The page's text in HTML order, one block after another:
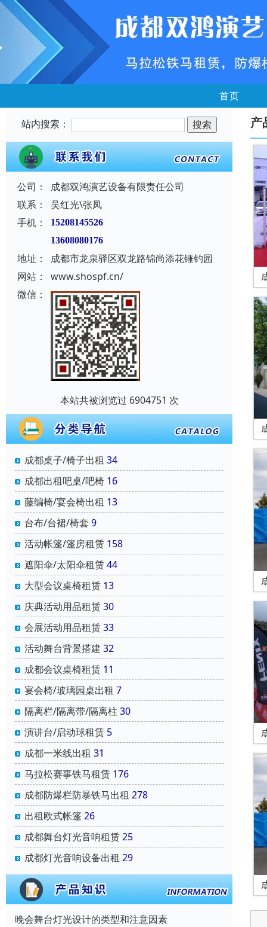
首页
站内搜索：
公司：
成都双鸿演艺设备有限责任公司
联系：
吴红光\张凤
手机：
15208145526
13608080176
地址：
成都市龙泉驿区双龙路锦尚添花锤钓园
网站：
www.shospf.cn/
微信：
本站共被浏览过 6904751 次
成都桌子/椅子出租 34
成都出租吧桌/吧椅 16
藤编椅/宴会椅出租 13
台布/台裙/椅套 9
活动帐篷/篷房租赁 158
遮阳伞/太阳伞租赁44
大型会议桌椅租赁 13
庆典活动用品租赁30
会展活动用品租赁33
活动舞台背景搭建 32
成都会议桌椅租赁 11
宴会椅/玻璃园桌出租 7
隔离栏/隔离带/隔离柱 30
演讲台/启动球租赁 5
成都一米线出租 31
马拉松赛事铁马租赁 176
成都防爆栏防暴铁马出租 278
出租欧式帐篷 26
成都舞台灯光音响租赁25
成都灯光音响设备出租 29
晚会舞台灯光设计的类型和注意因素
产